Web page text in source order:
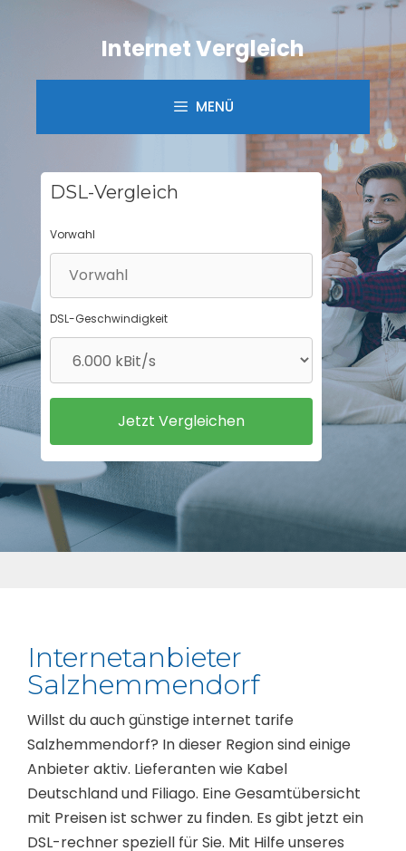
Internet Vergleich
MENÜ
DSL-Vergleich
Vorwahl
DSL-Geschwindigkeit
Internetanbieter
Salzhemmendorf
Willst du auch günstige internet tarife
Salzhemmendorf? In dieser Region sind einige
Anbieter aktiv. Lieferanten wie Kabel
Deutschland und Filiago. Eine Gesamtübersicht
mit Preisen ist schwer zu finden. Es gibt jetzt ein
DSL-rechner speziell für Sie. Mit Hilfe unseres